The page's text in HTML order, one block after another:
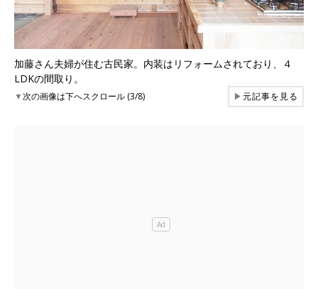
加藤さん夫婦が住む古民家。内装はリフォームされており、４
LDKの間取り。
▼次の画像は下へスクロール (3/8) ▶元記事を見る